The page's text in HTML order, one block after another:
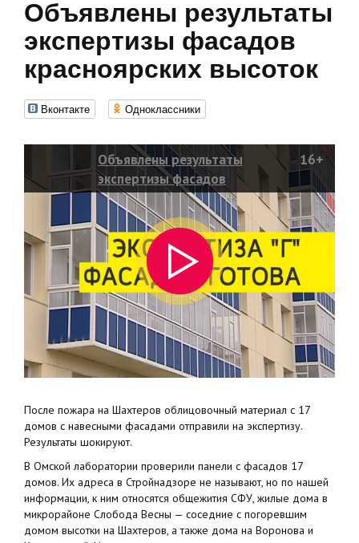
Объявлены результаты
экспертизы фасадов
красноярских высоток
Вконтакте Одноклассники
Объявлены результаты
экспертизы фасадов
красноярских высоток
16+
После пожара на Шахтеров облицовочный материал с 17
домов с навесными фасадами отправили на экспертизу.
Результаты шокируют.
В Омской лаборатории проверили панели с фасадов 17
домов. Их адреса в Стройнадзоре не называют, но по нашей
информации, к ним относятся общежития СФУ, жилые дома в
микрорайоне Слобода Весны — соседние с погоревшим
домом высотки на Шахтеров, а также дома на Воронова и